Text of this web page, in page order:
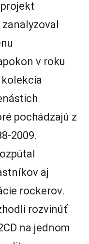
v roku
kolekcia
pochádzajú z
2009.
aj
rockerov.
rozvinúť
na jednom